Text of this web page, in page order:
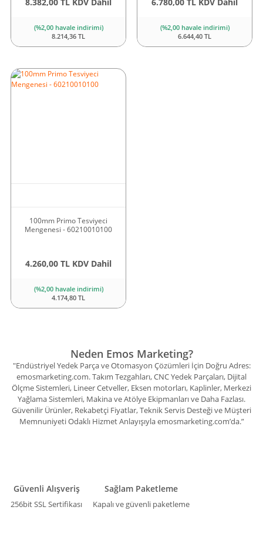
(%2,00 havale indirimi)
8.214,36 TL
(%2,00 havale indirimi)
6.644,40 TL
100mm Primo Tesviyeci
Mengenesi - 60210010100
4.260,00 TL KDV Dahil
(%2,00 havale indirimi)
4.174,80 TL
Neden Emos Marketing?
"Endüstriyel Yedek Parça ve Otomasyon Çözümleri İçin Doğru Adres:
emosmarketing.com. Takım Tezgahları, CNC Yedek Parçaları, Dijital
Ölçme Sistemleri, Lineer Cetveller, Eksen motorları, Kaplinler, Merkezi
Yağlama Sistemleri, Makina ve Atölye Ekipmanları ve Daha Fazlası.
Güvenilir Ürünler, Rekabetçi Fiyatlar, Teknik Servis Desteği ve Müşteri
Memnuniyeti Odaklı Hizmet Anlayışıyla emosmarketing.com’da.”
Güvenli Alışveriş
256bit SSL Sertifikası
Sağlam Paketleme
Kapalı ve güvenli paketleme